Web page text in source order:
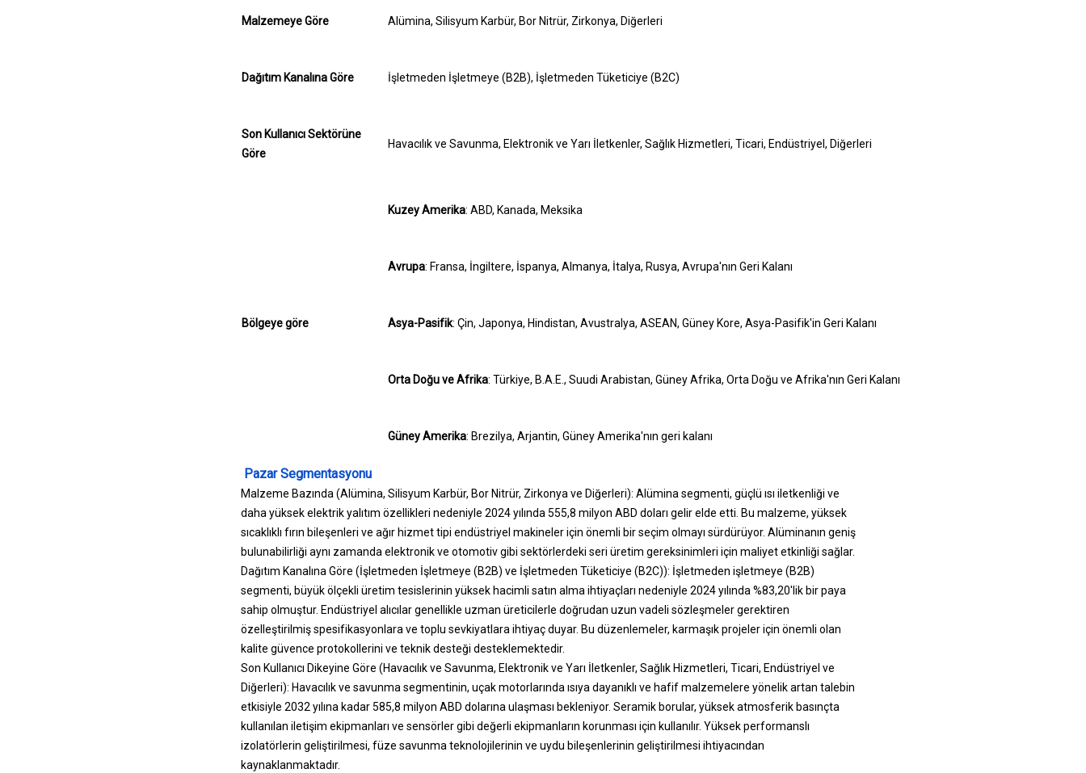
Malzemeye Göre Alümina, Silisyum Karbür, Bor Nitrür, Zirkonya, Diğerleri
Dağıtım Kanalına Göre İşletmeden İşletmeye (B2B), İşletmeden Tüketiciye (B2C)
Son Kullanıcı Sektörüne
Göre
Havacılık ve Savunma, Elektronik ve Yarı İletkenler, Sağlık Hizmetleri, Ticari, Endüstriyel, Diğerleri
Bölgeye göre
Kuzey Amerika: ABD, Kanada, Meksika
Avrupa: Fransa, İngiltere, İspanya, Almanya, İtalya, Rusya, Avrupa'nın Geri Kalanı
Asya-Pasifik: Çin, Japonya, Hindistan, Avustralya, ASEAN, Güney Kore, Asya-Pasifik'in Geri Kalanı
Orta Doğu ve Afrika: Türkiye, B.A.E., Suudi Arabistan, Güney Afrika, Orta Doğu ve Afrika'nın Geri Kalanı
Güney Amerika: Brezilya, Arjantin, Güney Amerika'nın geri kalanı
Pazar Segmentasyonu
Malzeme Bazında (Alümina, Silisyum Karbür, Bor Nitrür, Zirkonya ve Diğerleri): Alümina segmenti, güçlü ısı iletkenliği ve
daha yüksek elektrik yalıtım özellikleri nedeniyle 2024 yılında 555,8 milyon ABD doları gelir elde etti. Bu malzeme, yüksek
sıcaklıklı fırın bileşenleri ve ağır hizmet tipi endüstriyel makineler için önemli bir seçim olmayı sürdürüyor. Alüminanın geniş
bulunabilirliği aynı zamanda elektronik ve otomotiv gibi sektörlerdeki seri üretim gereksinimleri için maliyet etkinliği sağlar.
Dağıtım Kanalına Göre (İşletmeden İşletmeye (B2B) ve İşletmeden Tüketiciye (B2C)): İşletmeden işletmeye (B2B)
segmenti, büyük ölçekli üretim tesislerinin yüksek hacimli satın alma ihtiyaçları nedeniyle 2024 yılında %83,20'lik bir paya
sahip olmuştur. Endüstriyel alıcılar genellikle uzman üreticilerle doğrudan uzun vadeli sözleşmeler gerektiren
özelleştirilmiş spesifikasyonlara ve toplu sevkiyatlara ihtiyaç duyar. Bu düzenlemeler, karmaşık projeler için önemli olan
kalite güvence protokollerini ve teknik desteği desteklemektedir.
Son Kullanıcı Dikeyine Göre (Havacılık ve Savunma, Elektronik ve Yarı İletkenler, Sağlık Hizmetleri, Ticari, Endüstriyel ve
Diğerleri): Havacılık ve savunma segmentinin, uçak motorlarında ısıya dayanıklı ve hafif malzemelere yönelik artan talebin
etkisiyle 2032 yılına kadar 585,8 milyon ABD dolarına ulaşması bekleniyor. Seramik borular, yüksek atmosferik basınçta
kullanılan iletişim ekipmanları ve sensörler gibi değerli ekipmanların korunması için kullanılır. Yüksek performanslı
izolatörlerin geliştirilmesi, füze savunma teknolojilerinin ve uydu bileşenlerinin geliştirilmesi ihtiyacından
kaynaklanmaktadır.